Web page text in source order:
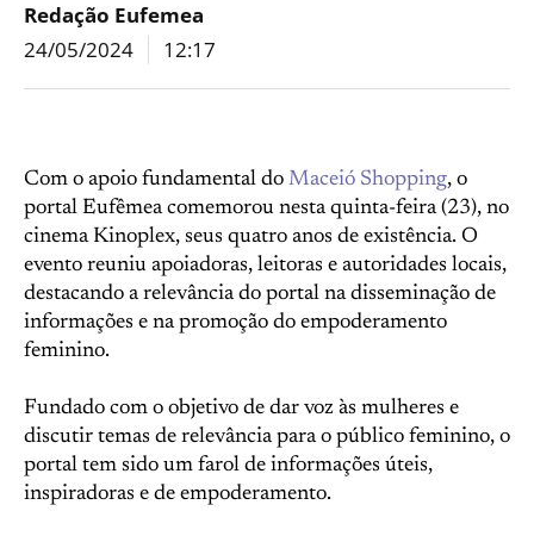
Redação Eufemea
24/05/2024
12:17
Com o apoio fundamental do Maceió Shopping, o
portal Eufêmea comemorou nesta quinta-feira (23), no
cinema Kinoplex, seus quatro anos de existência. O
evento reuniu apoiadoras, leitoras e autoridades locais,
destacando a relevância do portal na disseminação de
informações e na promoção do empoderamento
feminino.
Fundado com o objetivo de dar voz às mulheres e
discutir temas de relevância para o público feminino, o
portal tem sido um farol de informações úteis,
inspiradoras e de empoderamento.